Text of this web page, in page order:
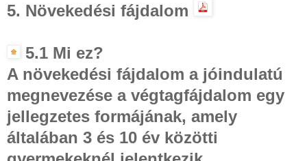
5. Növekedési fájdalom
5.1 Mi ez?
A növekedési fájdalom a jóindulatú
megnevezése a végtagfájdalom egy
jellegzetes formájának, amely
általában 3 és 10 év közötti